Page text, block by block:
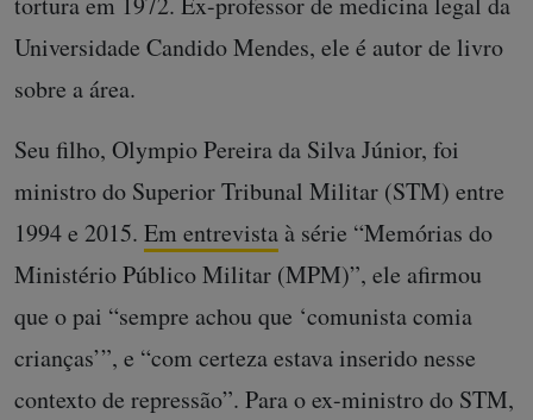
Universidade Candido Mendes, ele é autor de livro
sobre a área.
Seu filho, Olympio Pereira da Silva Júnior, foi
ministro do Superior Tribunal Militar (STM) entre
1994 e 2015. Em entrevista à série “Memórias do
Ministério Público Militar (MPM)”, ele afirmou
que o pai “sempre achou que ‘comunista comia
crianças’”, e “com certeza estava inserido nesse
contexto de repressão”. Para o ex-ministro do STM,